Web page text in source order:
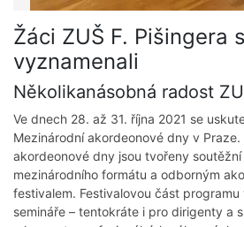
Žáci ZUŠ F. Pišingera
vyznamenali
Několikanásobná radost
Ve dnech 28. až 31. října 2021 se
Mezinárodní akordeonové dny v
akordeonové dny jsou tvořeny
mezinárodního formátu a odborným
festivalem. Festivalovou část
semináře – tentokráte i pro dirigenty a